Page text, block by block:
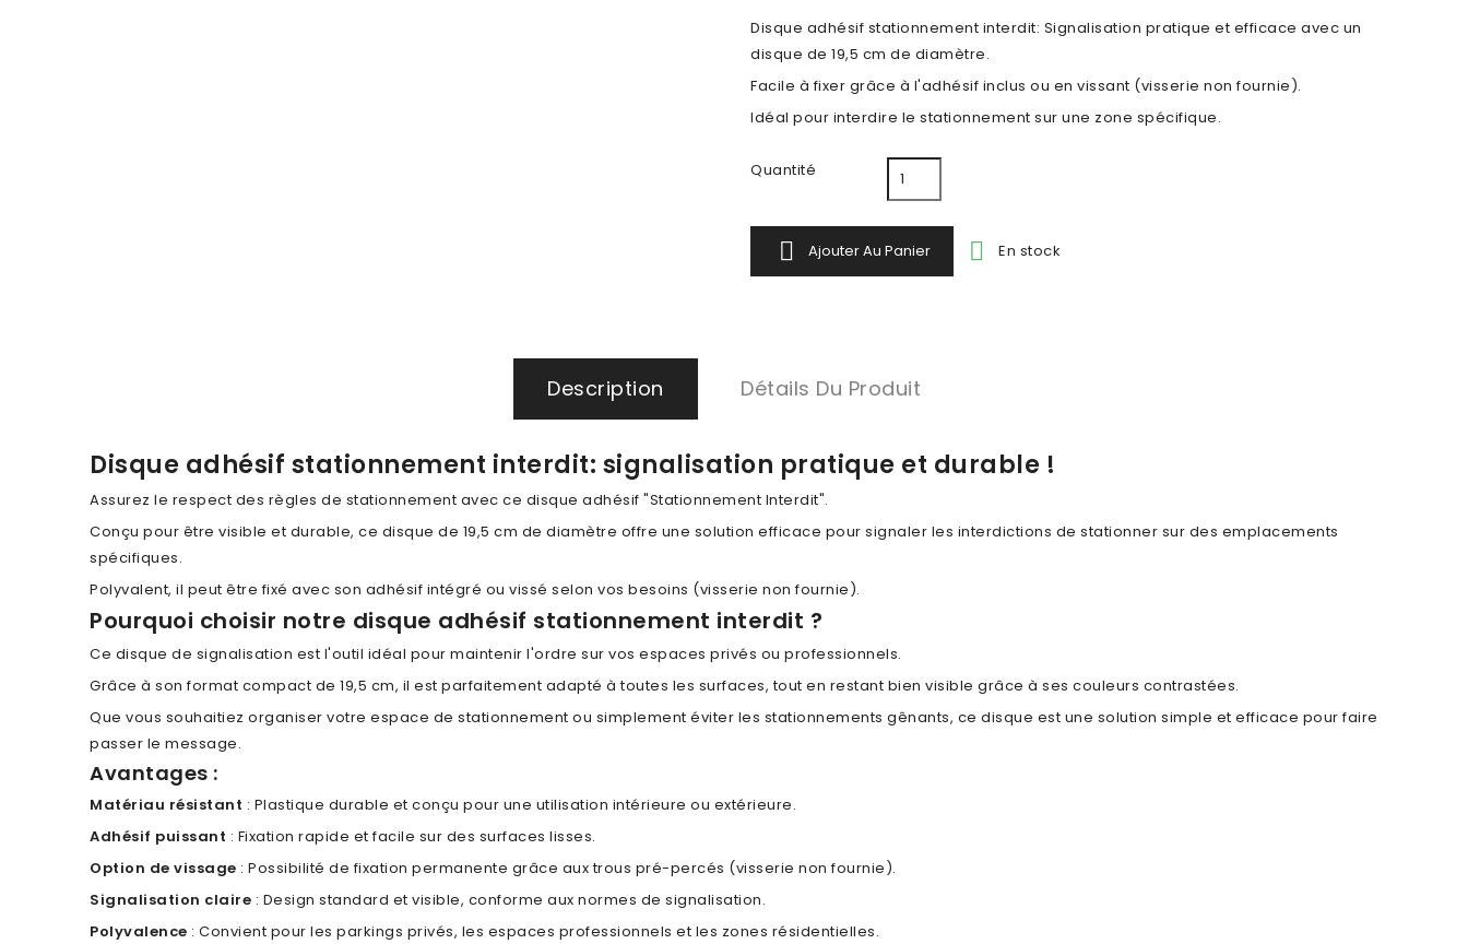
Disque adhésif stationnement interdit: Signalisation pratique et efficace avec un
disque de 19,5 cm de diamètre.
Facile à fixer grâce à l'adhésif inclus ou en vissant (visserie non fournie).
Idéal pour interdire le stationnement sur une zone spécifique.
Quantité
 Ajouter Au Panier  En stock
Description Détails Du Produit
Disque adhésif stationnement interdit: signalisation pratique et durable !
Assurez le respect des règles de stationnement avec ce disque adhésif "Stationnement Interdit".
Conçu pour être visible et durable, ce disque de 19,5 cm de diamètre offre une solution efficace pour signaler les interdictions de stationner sur des emplacements
spécifiques.
Polyvalent, il peut être fixé avec son adhésif intégré ou vissé selon vos besoins (visserie non fournie).
Pourquoi choisir notre disque adhésif stationnement interdit ?
Ce disque de signalisation est l'outil idéal pour maintenir l'ordre sur vos espaces privés ou professionnels.
Grâce à son format compact de 19,5 cm, il est parfaitement adapté à toutes les surfaces, tout en restant bien visible grâce à ses couleurs contrastées.
Que vous souhaitiez organiser votre espace de stationnement ou simplement éviter les stationnements gênants, ce disque est une solution simple et efficace pour faire
passer le message.
Avantages :
Matériau résistant : Plastique durable et conçu pour une utilisation intérieure ou extérieure.
Adhésif puissant : Fixation rapide et facile sur des surfaces lisses.
Option de vissage : Possibilité de fixation permanente grâce aux trous pré-percés (visserie non fournie).
Signalisation claire : Design standard et visible, conforme aux normes de signalisation.
Polyvalence : Convient pour les parkings privés, les espaces professionnels et les zones résidentielles.